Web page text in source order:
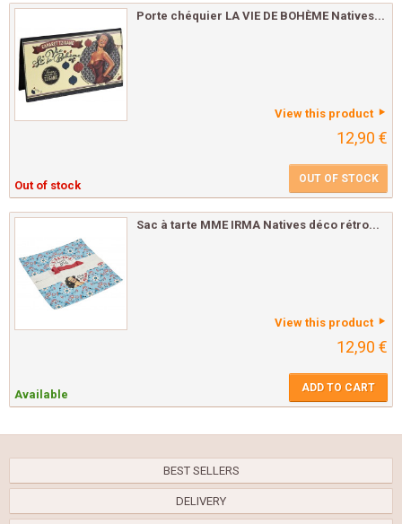
Porte chéquier LA VIE DE BOHÈME Natives...
View this product
12,90 €
Out of stock OUT OF STOCK
Sac à tarte MME IRMA Natives déco rétro...
View this product
12,90 €
Available ADD TO CART
BEST SELLERS
DELIVERY